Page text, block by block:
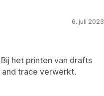
6. juli 2023
het printen van drafts
trace verwerkt.